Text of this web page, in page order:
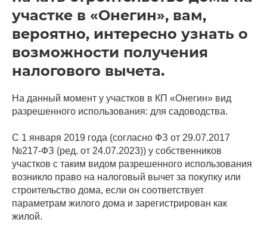
участке в «Онегин», вам,
вероятно, интересно узнать о
возможности получения
налогового вычета.
На данный момент у участков в КП «Онегин» вид
разрешенного использования: для садоводства.
С 1 января 2019 года (согласно ФЗ от 29.07.2017
№217-ФЗ (ред. от 24.07.2023)) у собственников
участков с таким видом разрешенного использования
возникло право на налоговый вычет за покупку или
строительство дома, если он соответствует
параметрам жилого дома и зарегистрирован как
жилой.